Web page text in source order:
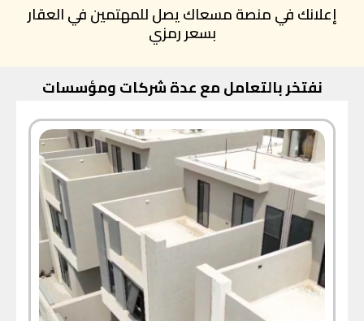
إعلانك في منصة مسعاك يصل للمهتمين في العقار
بسعر رمزي
نفتخر بالتعامل مع عدة شركات ومؤسسات